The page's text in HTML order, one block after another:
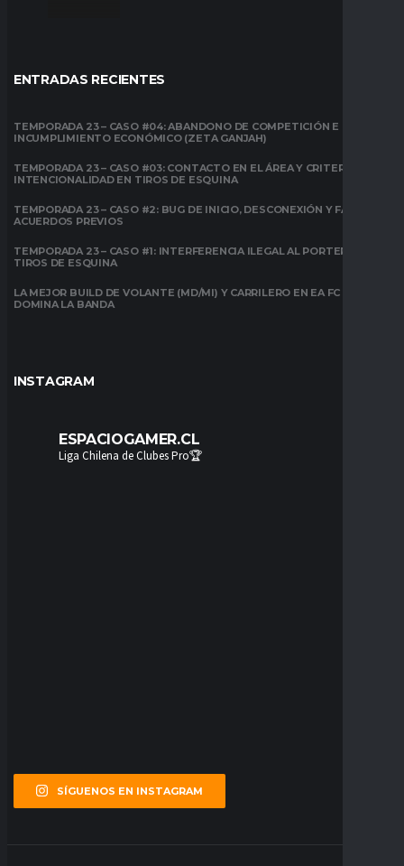
ENTRADAS RECIENTES
TEMPORADA 23 – CASO #04: ABANDONO DE COMPETICIÓN E
INCUMPLIMIENTO ECONÓMICO (ZETA GANJAH)
TEMPORADA 23 – CASO #03: CONTACTO EN EL ÁREA Y CRITERIO DE
INTENCIONALIDAD EN TIROS DE ESQUINA
TEMPORADA 23 – CASO #2: BUG DE INICIO, DESCONEXIÓN Y FALTA DE
ACUERDOS PREVIOS
TEMPORADA 23 – CASO #1: INTERFERENCIA ILEGAL AL PORTERO EN
TIROS DE ESQUINA
LA MEJOR BUILD DE VOLANTE (MD/MI) Y CARRILERO EN EA FC 26:
DOMINA LA BANDA
INSTAGRAM
ESPACIOGAMER.CL
Liga Chilena de Clubes Pro🏆
SÍGUENOS EN INSTAGRAM